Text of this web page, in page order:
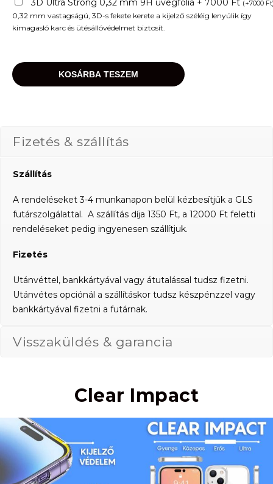
3D Ultra Strong 0,32 mm 9H üvegfólia + 7000 Ft (+7000 Ft
0,32 mm vastagságú, 3D-s fekete kerete a kijelző széléig lenyúlik így
kimagasló karc és ütésállóvédelmet biztosít.
KOSÁRBA TESZEM
Fizetés & szállítás
Szállítás
A rendeléseket 3-4 munkanapon belül kézbesítjük a GLS
futárszolgálattal. A szállítás díja 1350 Ft, a 12000 Ft feletti
rendeléseket pedig ingyenesen szállítjuk.
Fizetés
Utánvéttel, bankkártyával vagy átutalással tudsz fizetni.
Utánvétes opciónál a szállításkor tudsz készpénzzel vagy
bankkártyával fizetni a futárnak.
Visszaküldés & garancia
Clear Impact